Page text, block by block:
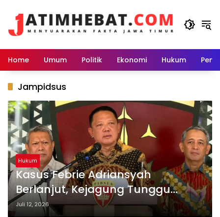
Home Umum Politik Ekonomi Hukum
Jampidsus
Hukum
Kasus Febrie Adriansyah
Berlanjut, Kejagung Tunggu
Pelimpahan Berkas dari Polri
Juli 12, 2026